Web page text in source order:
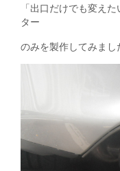
「出口だけでも変え
ター
のみを製作してみまし